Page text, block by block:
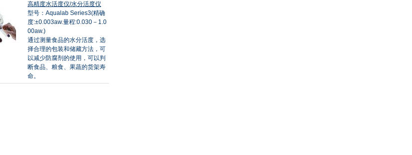
高精度水活度仪/水分活度仪
型号：Aqualab Series3(精确
度:±0.003aw.量程:0.030－1.0
00aw.)
通过测量食品的水分活度，选
择合理的包装和储藏方法，可
以减少防腐剂的使用，可以判
断食品、粮食、果蔬的货架寿
命。